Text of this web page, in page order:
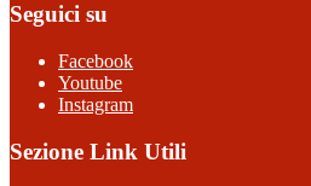
Seguici su
Facebook
Youtube
Instagram
Sezione Link Utili